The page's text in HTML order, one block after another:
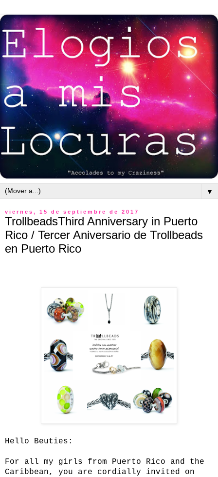
▼
viernes, 15 de septiembre de 2017
TrollbeadsThird Anniversary in Puerto
Rico / Tercer Aniversario de Trollbeads
en Puerto Rico
Hello Beuties:
For all my girls from Puerto Rico and the
Caribbean, you are cordially invited on